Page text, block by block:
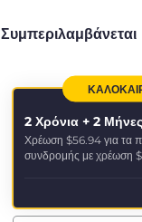
2 Χρόνια + 2 Μήνες
Χρέωση $56.94 για τα
συνδρομής με χρέωση